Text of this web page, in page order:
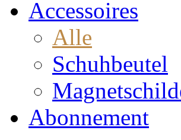
Accessoires
Alle
Schuhbeutel
Abonnement